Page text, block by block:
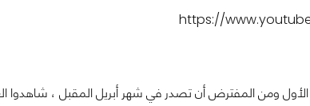
الأول ومن المفترض أن تصدر في شهر أبريل المقبل ، شاهدوا